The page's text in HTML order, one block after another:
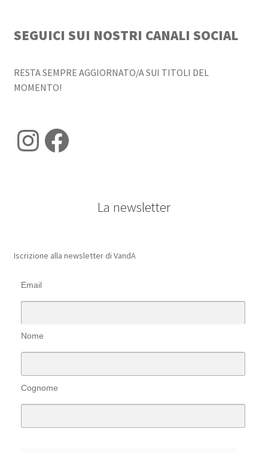
SEGUICI SUI NOSTRI CANALI SOCIAL
RESTA SEMPRE AGGIORNATO/A SUI TITOLI DEL
MOMENTO!
Instagram
Facebook
La newsletter
Iscrizione alla newsletter di VandA
Email
Nome
Cognome